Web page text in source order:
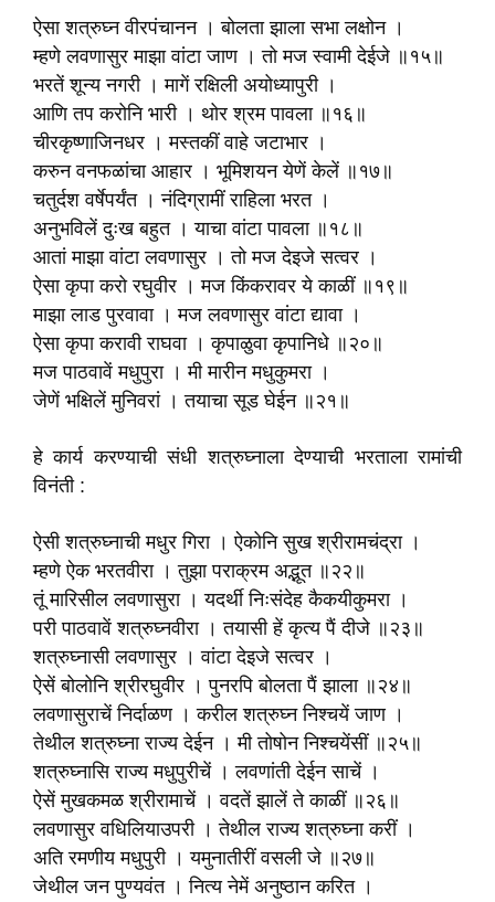
ऐसा शत्रुघ्न वीरपंचानन । बोलता झाला सभा लक्षोन ।
म्हणे लवणासुर माझा वांटा जाण । तो मज स्वामी देईजे ॥१५॥
भरतें शून्य नगरी । मागें रक्षिली अयोध्यापुरी ।
आणि तप करोनि भारी । थोर श्रम पावला ॥१६॥
चीरकृष्णाजिनधर । मस्तकीं वाहे जटाभार ।
करुन वनफळांचा आहार । भूमिशयन येणें केलें ॥१७॥
चतुर्दश वर्षेपर्यंत । नंदिग्रामीं राहिला भरत ।
अनुभविलें दुःख बहुत । याचा वांटा पावला ॥१८॥
आतां माझा वांटा लवणासुर । तो मज देइजे सत्वर ।
ऐसा कृपा करो रघुवीर । मज किंकरावर ये काळीं ॥१९॥
माझा लाड पुरवावा । मज लवणासुर वांटा द्यावा ।
ऐसा कृपा करावी राघवा । कृपाळुवा कृपानिधे ॥२०॥
मज पाठवावें मधुपुरा । मी मारीन मधुकुमरा ।
जेणें भक्षिलें मुनिवरां । तयाचा सूड घेईन ॥२१॥
हे कार्य करण्याची संधी शत्रुघ्नाला देण्याची भरताला रामांची
विनंती :
ऐसी शत्रुघ्नाची मधुर गिरा । ऐकोनि सुख श्रीरामचंद्रा ।
म्हणे ऐक भरतवीरा । तुझा पराक्रम अद्भूत ॥२२॥
तूं मारिसील लवणासुरा । यदर्थी निःसंदेह कैकयीकुमरा ।
परी पाठवावें शत्रुघ्नवीरा । तयासी हें कृत्य पैं दीजे ॥२३॥
शत्रुघ्नासी लवणासुर । वांटा देइजे सत्वर ।
ऐसें बोलोनि श्रीरघुवीर । पुनरपि बोलता पैं झाला ॥२४॥
लवणासुराचें निर्दाळण । करील शत्रुघ्न निश्चयें जाण ।
तेथील शत्रुघ्ना राज्य देईन । मी तोषोन निश्चयेंसीं ॥२५॥
शत्रुघ्नासि राज्य मधुपुरीचें । लवणांती देईन साचें ।
ऐसें मुखकमळ श्रीरामाचें । वदतें झालें ते काळीं ॥२६॥
लवणासुर वधिलियाउपरी । तेथील राज्य शत्रुघ्ना करीं ।
अति रमणीय मधुपुरी । यमुनातीरीं वसली जे ॥२७॥
जेथील जन पुण्यवंत । नित्य नेमें अनुष्ठान करित ।